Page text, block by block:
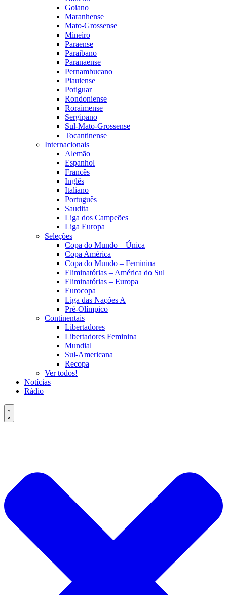
Goiano
Maranhense
Mato-Grossense
Mineiro
Paraense
Paraibano
Paranaense
Pernambucano
Piauiense
Potiguar
Rondoniense
Roraimense
Sergipano
Sul-Mato-Grossense
Tocantinense
Internacionais
Alemão
Espanhol
Francês
Inglês
Italiano
Português
Saudita
Liga dos Campeões
Liga Europa
Seleções
Copa do Mundo – Única
Copa América
Copa do Mundo – Feminina
Eliminatórias – América do Sul
Eliminatórias – Europa
Eurocopa
Liga das Nações A
Pré-Olímpico
Continentais
Libertadores
Libertadores Feminina
Mundial
Sul-Americana
Recopa
Ver todos!
Notícias
Rádio